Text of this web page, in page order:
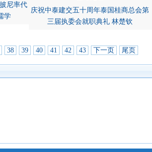
尼率代
学
庆祝中泰建交五十周年泰国桂商总会第
三届执委会就职典礼 林楚钦
38 39 40 41 42 43 下一页 尾页
海崇明岛考察访问